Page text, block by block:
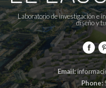
Laboratorio de investigación e
diseño y
Email:
Phone: